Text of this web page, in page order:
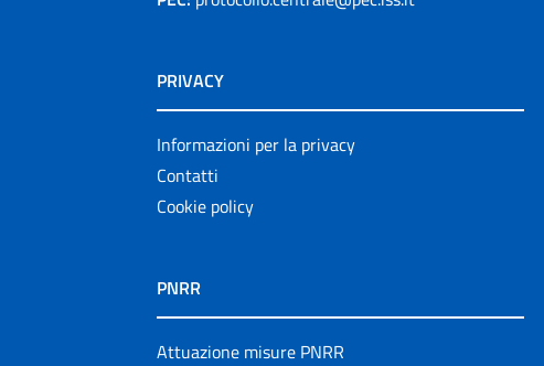
PRIVACY
Informazioni per la privacy
Contatti
Cookie policy
PNRR
Attuazione misure PNRR